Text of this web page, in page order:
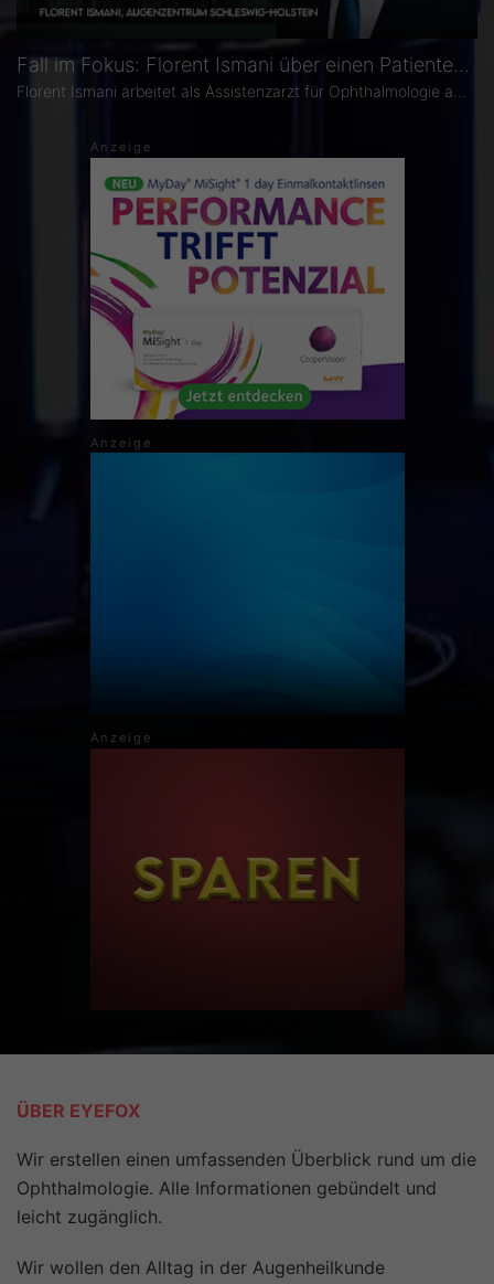
ÜBER EYEFOX
Wir erstellen einen umfassenden Überblick rund um die
Ophthalmologie. Alle Informationen gebündelt und
leicht zugänglich.
Wir wollen den Alltag in der Augenheilkunde